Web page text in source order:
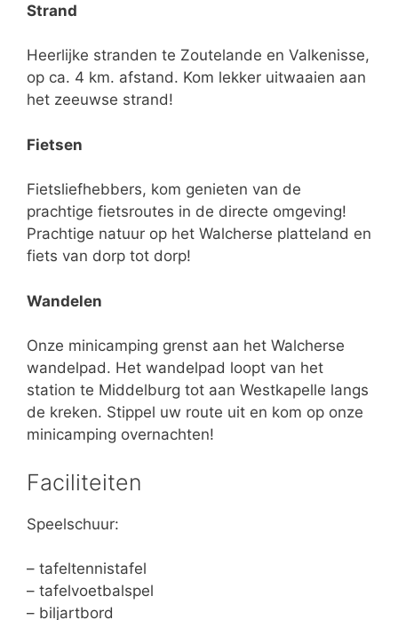
Strand
Heerlijke stranden te Zoutelande en Valkenisse,
op ca. 4 km. afstand. Kom lekker uitwaaien aan
het zeeuwse strand!
Fietsen
Fietsliefhebbers, kom genieten van de
prachtige fietsroutes in de directe omgeving!
Prachtige natuur op het Walcherse platteland en
fiets van dorp tot dorp!
Wandelen
Onze minicamping grenst aan het Walcherse
wandelpad. Het wandelpad loopt van het
station te Middelburg tot aan Westkapelle langs
de kreken. Stippel uw route uit en kom op onze
minicamping overnachten!
Faciliteiten
Speelschuur:
– tafeltennistafel
– tafelvoetbalspel
– biljartbord